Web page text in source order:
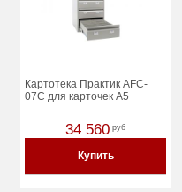
Картотека Практик AFC-
07C для карточек A5
34 560 руб
Купить